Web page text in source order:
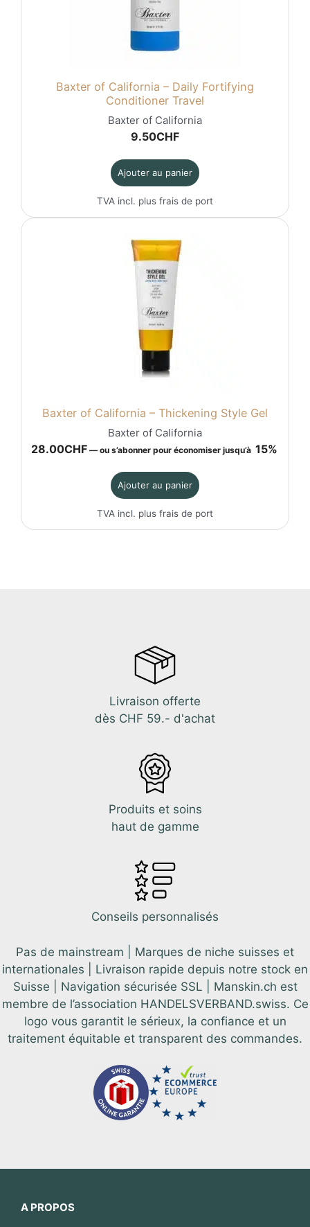
Baxter of California – Daily Fortifying
Conditioner Travel
Baxter of California
9.50CHF
Ajouter au panier
TVA incl. plus frais de port
Baxter of California – Thickening Style Gel
Baxter of California
28.00CHF — ou s’abonner pour économiser jusqu’à 15%
Ajouter au panier
TVA incl. plus frais de port
Livraison offerte
dès CHF 59.- d'achat
Produits et soins
haut de gamme
Conseils personnalisés
Pas de mainstream | Marques de niche suisses et
internationales | Livraison rapide depuis notre stock en
Suisse | Navigation sécurisée SSL | Manskin.ch est
membre de l’association HANDELSVERBAND.swiss. Ce
logo vous garantit le sérieux, la confiance et un
traitement équitable et transparent des commandes.
A PROPOS